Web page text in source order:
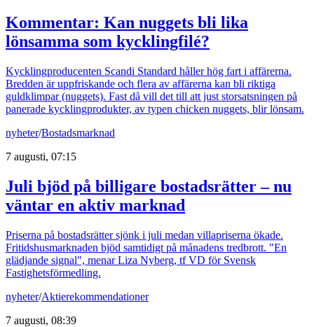
Kommentar: Kan nuggets bli lika
lönsamma som kycklingfilé?
Kycklingproducenten Scandi Standard håller hög fart i affärerna.
Bredden är uppfriskande och flera av affärerna kan bli riktiga
guldklimpar (nuggets). Fast då vill det till att just storsatsningen på
panerade kycklingprodukter, av typen chicken nuggets, blir lönsam.
nyheter/Bostadsmarknad
7 augusti, 07:15
Juli bjöd på billigare bostadsrätter – nu
väntar en aktiv marknad
Priserna på bostadsrätter sjönk i juli medan villapriserna ökade.
Fritidshusmarknaden bjöd samtidigt på månadens tredbrott. "En
glädjande signal", menar Liza Nyberg, tf VD för Svensk
Fastighetsförmedling.
nyheter/Aktierekommendationer
7 augusti, 08:39